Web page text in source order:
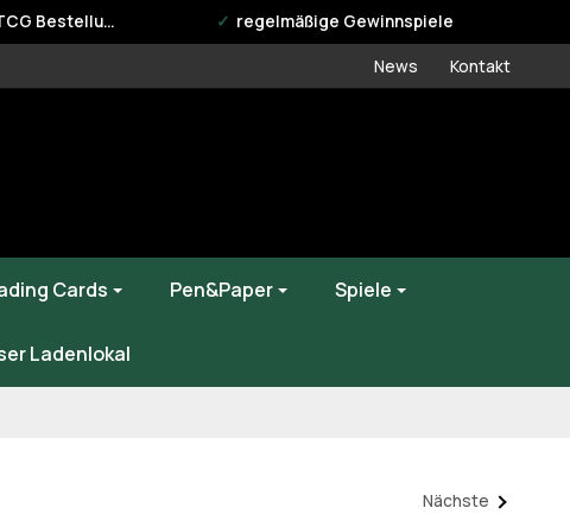
Bestellung regelmäßige Gewinnspiele
News Kontakt
Cards Pen&Paper Spiele
Ladenlokal
Nächste